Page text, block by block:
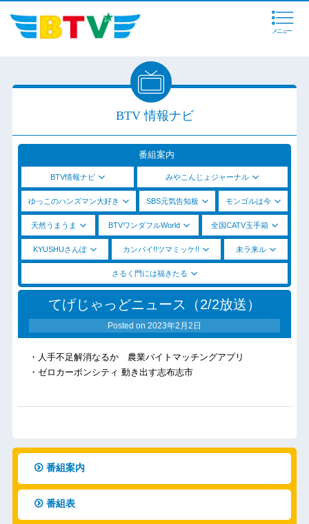
メニュー
BTV 情報ナビ
番組案内
BTV情報ナビ みやこんじょジャーナル
ゆっこのハンズマン大好き SBS元気告知板 モンゴルは今
天然うまうま BTVワンダフルWorld 全国CATV玉手箱
KYUSHUさんぽ カンパイ!!ツマミッケ!! 未ラ来ル
さるく門には福きたる
てげじゃっどニュース（2/2放送）
Posted on 2023年2月2日
・人手不足解消なるか 農業バイトマッチングアプリ
・ゼロカーボンシティ 動き出す志布志市
番組案内
番組表